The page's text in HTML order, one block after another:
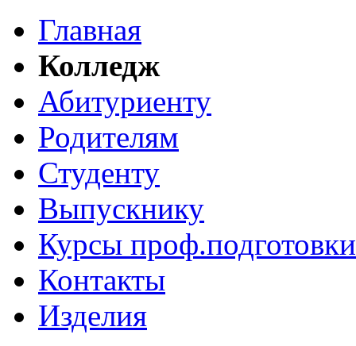
Главная
Колледж
Абитуриенту
Родителям
Студенту
Выпускнику
Курсы проф.подготовки
Контакты
Изделия